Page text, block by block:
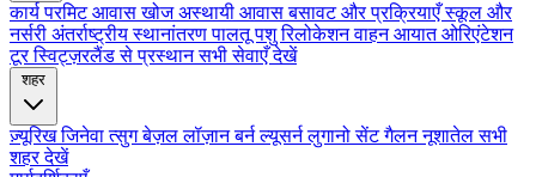
कार्य परमिटआवास खोजअस्थायी आवासबसावट और प्रक्रियाएँस्कूल और
नर्सरी अंतर्राष्ट्रीय स्थानांतरणपालतू पशु रिलोकेशनवाहन आयातओरिएंटेशन
टूरस्विट्ज़रलैंड से प्रस्थानसभी सेवाएँ देखें
शहर
ज़्यूरिखजिनेवात्सुगबेज़ललॉज़ानबर्नल्यूसर्नलुगानोसेंट गैलननूशातेलसभी
शहर देखें